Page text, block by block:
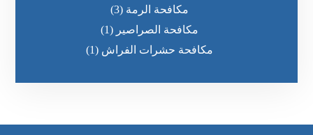
مكافحة الرمة (3)
مكافحة الصراصير (1)
مكافحة حشرات الفراش (1)